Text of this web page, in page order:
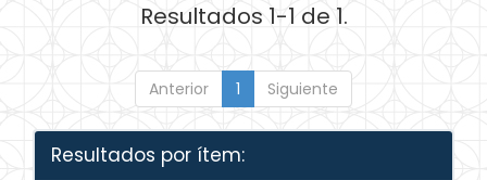
Resultados 1-1 de 1.
Anterior 1 Siguiente
Resultados por ítem: